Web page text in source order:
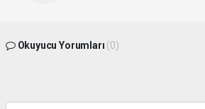
Okuyucu Yorumları (0)